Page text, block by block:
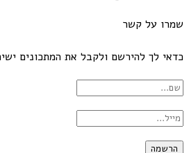
שמרו על קשר
כדאי לך להירשם ולקבל את המתכונים